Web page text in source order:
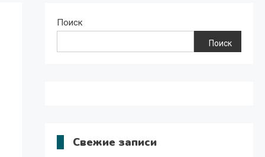
Поиск
Поиск
Свежие записи